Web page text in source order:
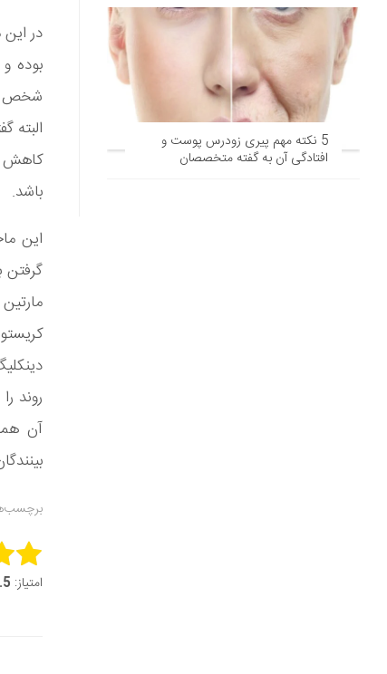
بوده
البته
کاهش
باشد.
این
گرفتن
item:
امتیاز:
5 نکته مهم پیری زودرس پوست و
افتادگی آن به گفته متخصصان